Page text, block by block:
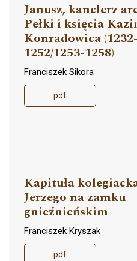
Janusz, kanclerz
Pełki i księcia
Konradowica
1252/1253-1258)
Franciszek Sikora
pdf
Kapituła
Jerzego na zamku
gnieźnieńskim
Franciszek Kryszak
pdf